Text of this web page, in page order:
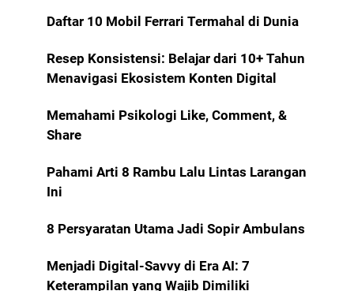
Daftar 10 Mobil Ferrari Termahal di Dunia
Resep Konsistensi: Belajar dari 10+ Tahun
Menavigasi Ekosistem Konten Digital
Memahami Psikologi Like, Comment, &
Share
Pahami Arti 8 Rambu Lalu Lintas Larangan
Ini
8 Persyaratan Utama Jadi Sopir Ambulans
Menjadi Digital-Savvy di Era AI: 7
Keterampilan yang Wajib Dimiliki